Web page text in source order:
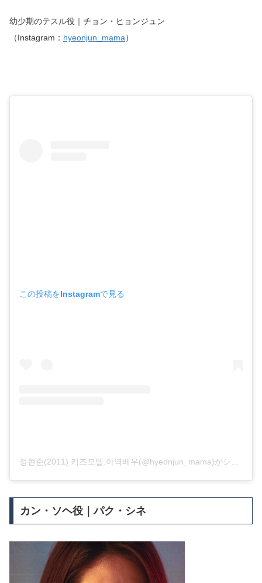
幼少期のテスル役｜チョン・ヒョンジュン
（Instagram： hyeonjun_mama）
この投稿をInstagramで見る
정현준(2011) 키즈모델.아역배우(@hyeonjun_mama)がシェアした投稿
カン・ソヘ役｜パク・シネ